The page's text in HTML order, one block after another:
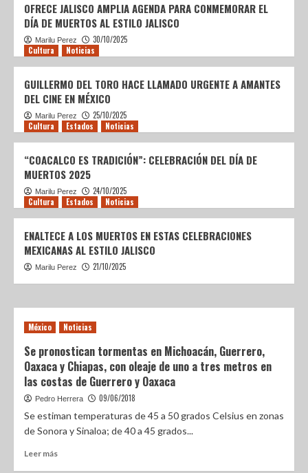
Estados Noticias
PROTECCIÓN CIVIL Y BOMBEROS DE
COACALCO FORTALECEN LA
PREVENCIÓN EN LA INFANCIA
DELFINA GÓMEZ INVITA A SUMARSE A
“CROQUETMANÍA” HASTA EL 31 DE
JULIO, EN APOYO DE ANIMALES EN
ESPERA DE ADOPCIÓN
¡DISFRUTA DEL FESTIVAL
INTERNACIONAL DE LAS LUCIÉRNAGAS
EN EDOMÉX! GOBERNADORA DELFINA
GÓMEZ CONSOLIDA A LA ENTIDAD COMO
DESTINO DE TURISMO DE NATURALEZA
Estados Noticias
MELCHOR OCAMPO SE UNE EN DEFENSA
MORENA
EL BARZÓN MEXIQUENSE: DEFENSA DEL
PATRIMONIO FRENTE A LA BANCA
OFRECE JALISCO AMPLIA AGENDA PARA CONMEMORAR EL
DÍA DE MUERTOS AL ESTILO JALISCO
Marilu Perez
30/10/2025
Cultura
Noticias
GUILLERMO DEL TORO HACE LLAMADO URGENTE A AMANTES
DEL CINE EN MÉXICO
Marilu Perez
25/10/2025
Cultura
Estados Noticias
“COACALCO ES TRADICIÓN”: CELEBRACIÓN DEL DÍA DE
MUERTOS 2025
Marilu Perez
24/10/2025
Cultura
Estados Noticias
ENALTECE A LOS MUERTOS EN ESTAS CELEBRACIONES
MEXICANAS AL ESTILO JALISCO
Marilu Perez 21/10/2025
México Noticias
Se pronostican tormentas en Michoacán, Guerrero,
Oaxaca y Chiapas, con oleaje de uno a tres metros en
las costas de Guerrero y Oaxaca
Pedro Herrera 09/06/2018
Se estiman temperaturas de 45 a 50 grados Celsius en zonas
de Sonora y Sinaloa; de 40 a 45 grados...
Leer más